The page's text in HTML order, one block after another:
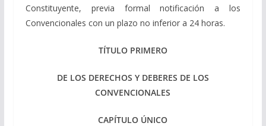
Constituyente, previa formal notificación a los
Convencionales con un plazo no inferior a 24 horas.
TÍTULO PRIMERO
DE LOS DERECHOS Y DEBERES DE LOS
CONVENCIONALES
CAPÍTULO ÚNICO